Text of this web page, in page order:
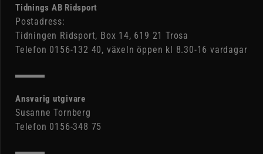
Tidnings AB Ridsport
Postadress:
Tidningen Ridsport, Box 14, 619 21 Trosa
Telefon 0156-132 40, växeln öppen kl 8.30-16 vardagar
Ansvarig utgivare
Susanne Tornberg
Telefon 0156-348 75